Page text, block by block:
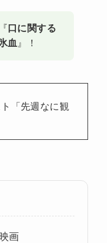
口に関する
血 』！
「先週なに観
画